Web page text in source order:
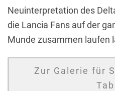
Neuinterpretation des
die Lancia Fans auf der
Munde zusammen laufen
Zur Galerie für